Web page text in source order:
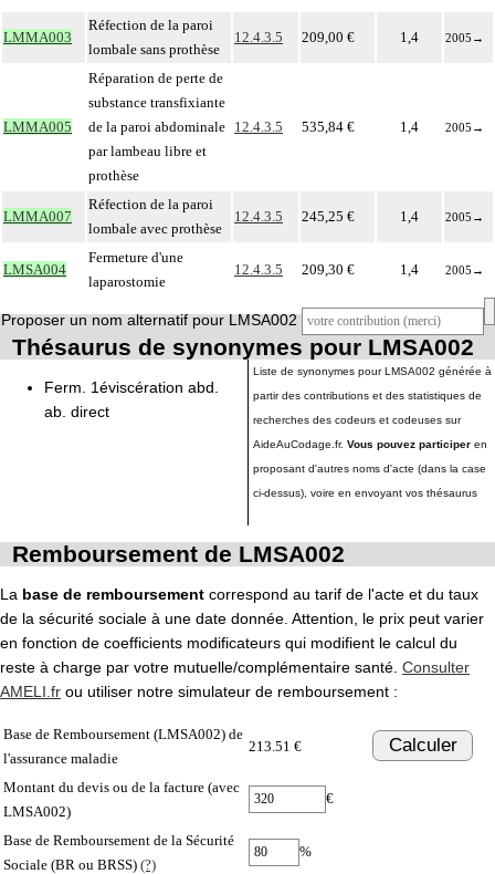
LMMA003
Réfection de la paroi
lombale sans prothèse
12.4.3.5 209,00 € 1,4 2005 →
LMMA005
Réparation de perte de
substance transfixiante
de la paroi abdominale
par lambeau libre et
prothèse
12.4.3.5 535,84 € 1,4 2005 →
LMMA007
Réfection de la paroi
lombale avec prothèse
12.4.3.5 245,25 € 1,4 2005 →
LMSA004
Fermeture d'une
laparostomie
12.4.3.5 209,30 € 1,4 2005 →
Proposer un nom alternatif pour LMSA002
Thésaurus de synonymes pour LMSA002
Ferm. 1éviscération abd.
ab. direct
Liste de synonymes pour LMSA002 générée à
partir des contributions et des statistiques de
recherches des codeurs et codeuses sur
AideAuCodage.fr. Vous pouvez participer en
proposant d'autres noms d'acte (dans la case
ci-dessus), voire en envoyant vos thésaurus
Remboursement de LMSA002
La base de remboursement correspond au tarif de l'acte et du taux
de la sécurité sociale à une date donnée. Attention, le prix peut varier
en fonction de coefficients modificateurs qui modifient le calcul du
reste à charge par votre mutuelle/complémentaire santé. Consulter
AMELI.fr ou utiliser notre simulateur de remboursement :
Base de Remboursement (LMSA002) de
l'assurance maladie
213.51 € Calculer
Montant du devis ou de la facture (avec
LMSA002)
€
Base de Remboursement de la Sécurité
Sociale (BR ou BRSS) (?)
%